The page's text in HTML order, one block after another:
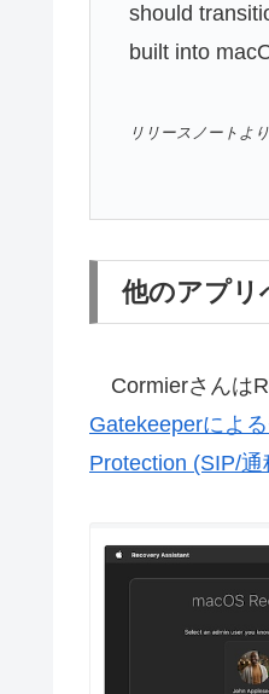
should
built into
リリースノートよ
他のアプリ
Cormierさんは
Gatekeeperによ
Protection (SIP/